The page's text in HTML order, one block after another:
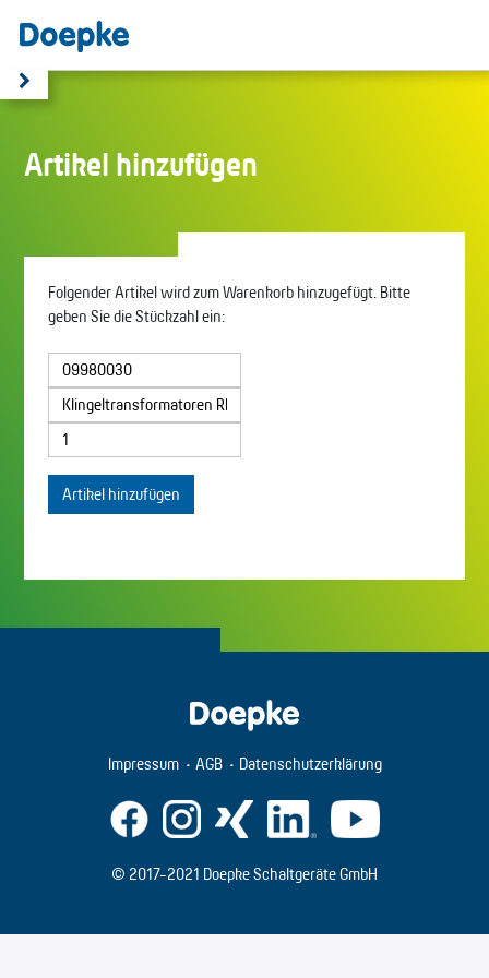
Artikel hinzufügen
Folgender Artikel wird zum Warenkorb hinzugefügt. Bitte
geben Sie die Stückzahl ein:
Artikel hinzufügen
Impressum AGB Datenschutzerklärung
© 2017-2021 Doepke Schaltgeräte GmbH